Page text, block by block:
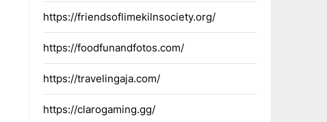
https://friendsoflimekilnsociety.org/
https://foodfunandfotos.com/
https://travelingaja.com/
https://clarogaming.gg/